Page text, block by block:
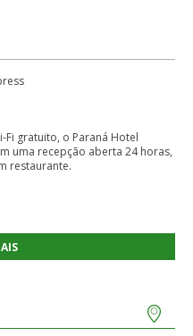
Fi gratuito, o Paraná Hotel
uma recepção aberta 24 horas,
restaurante.